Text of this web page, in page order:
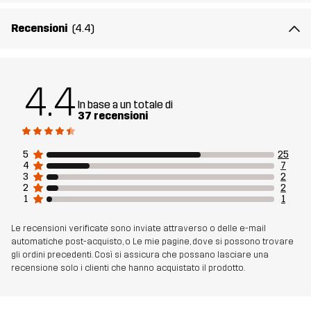
Realizzato per TREKKING
Numero di
articolo
14160_4160
Recensioni (4.4)
4.4 In base a un totale di
37 recensioni
5
25
4
7
3
2
2
2
1
1
Le recensioni verificate sono inviate attraverso o delle e-mail
automatiche post-acquisto, o Le mie pagine, dove si possono trovare
gli ordini precedenti. Così si assicura che possano lasciare una
recensione solo i clienti che hanno acquistato il prodotto.